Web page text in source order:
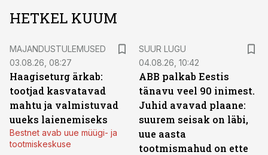
HETKEL KUUM
MAJANDUSTULEMUSED
03.08.26, 08:27
Haagiseturg ärkab:
tootjad kasvatavad
mahtu ja valmistuvad
uueks laienemiseks
Bestnet avab uue müügi- ja
tootmiskeskuse
SUUR LUGU
04.08.26, 10:42
ABB palkab Eestis
tänavu veel 90 inimest.
Juhid avavad plaane:
suurem seisak on läbi,
uue aasta
tootmismahud on ette